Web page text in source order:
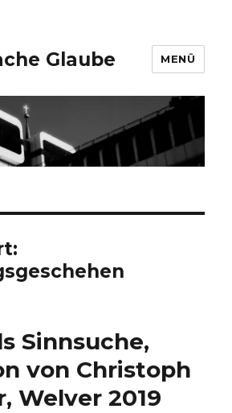
Glaube MENÜ
Sinnsuche,
von Christoph
Welver 2019